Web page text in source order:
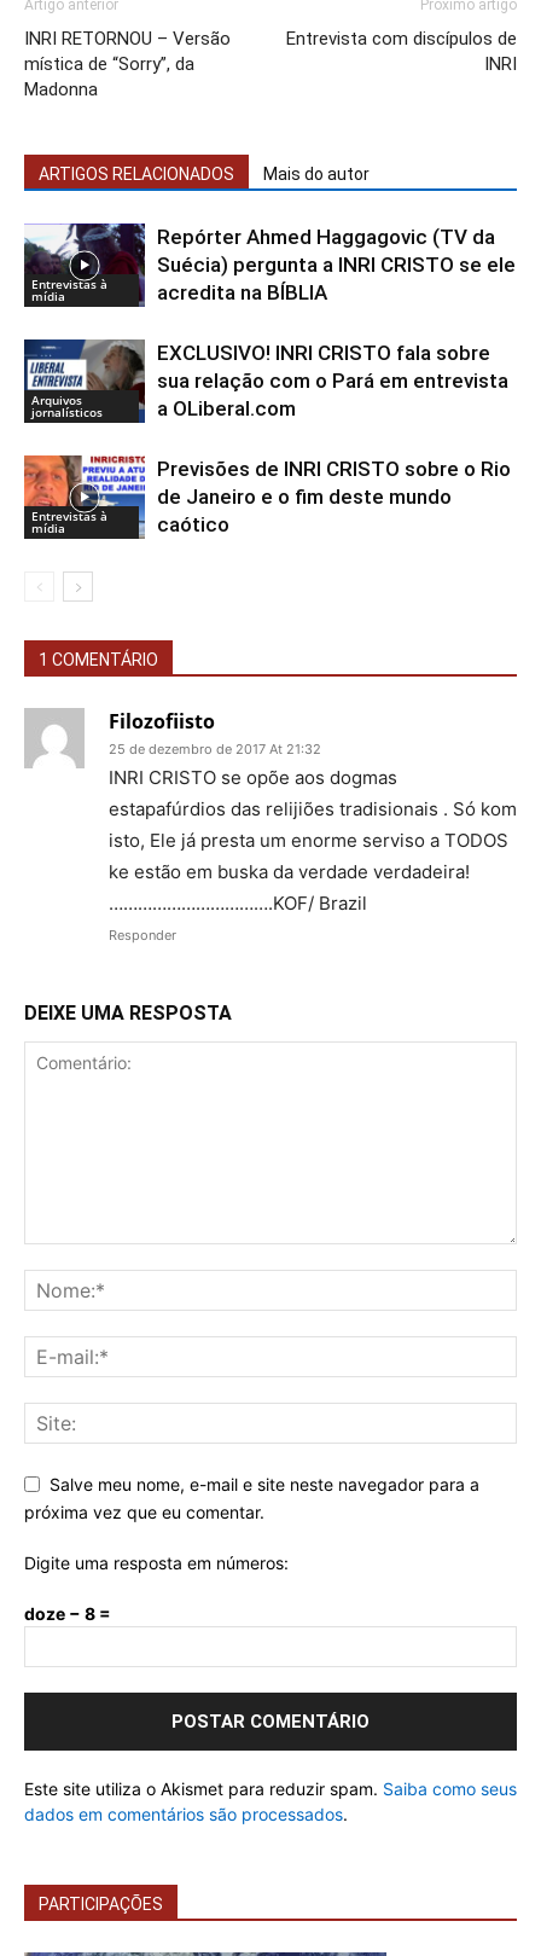
Artigo anterior
INRI RETORNOU – Versão
mística de “Sorry”, da
Madonna
Próximo artigo
Entrevista com discípulos de
INRI
ARTIGOS RELACIONADOS Mais do autor
Entrevistas à
mídia
Repórter Ahmed Haggagovic (TV da
Suécia) pergunta a INRI CRISTO se ele
acredita na BÍBLIA
Arquivos
jornalísticos
EXCLUSIVO! INRI CRISTO fala sobre
sua relação com o Pará em entrevista
a OLiberal.com
Entrevistas à
mídia
Previsões de INRI CRISTO sobre o Rio
de Janeiro e o fim deste mundo
caótico
1 COMENTÁRIO
Filozofiisto
25 de dezembro de 2017 At 21:32
INRI CRISTO se opõe aos dogmas
estapafúrdios das relijiões tradisionais . Só kom
isto, Ele já presta um enorme serviso a TODOS
ke estão em buska da verdade verdadeira!
…………………………….KOF/ Brazil
Responder
DEIXE UMA RESPOSTA
Salve meu nome, e-mail e site neste navegador para a
próxima vez que eu comentar.
Digite uma resposta em números:
doze − 8 =
Este site utiliza o Akismet para reduzir spam. Saiba como seus
dados em comentários são processados.
PARTICIPAÇÕES